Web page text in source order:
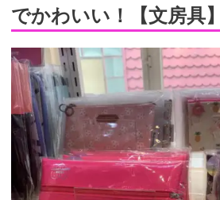
でかわいい！【文房具】